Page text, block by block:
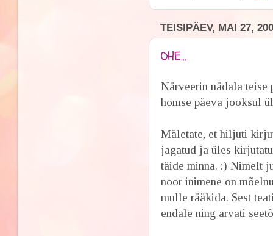
TEISIPÄEV, MAI 27,
OHE...
Närveerin nädala teise
homse päeva jooksul
Mäletate, et hiljuti
jagatud ja üles
täide minna. :) Nimelt
noor inimene on
mulle rääkida. Sest
endale ning arvati